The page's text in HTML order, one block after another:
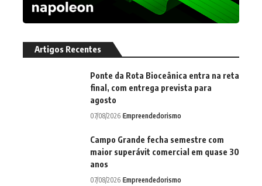
Artigos Recentes
Ponte da Rota Bioceânica entra na reta
final, com entrega prevista para
agosto
07/08/2026 Empreendedorismo
Campo Grande fecha semestre com
maior superávit comercial em quase 30
anos
07/08/2026 Empreendedorismo